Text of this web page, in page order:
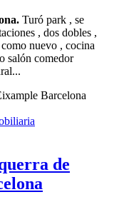
Turó park , se
, dos dobles ,
nuevo , cocina
salón comedor
de